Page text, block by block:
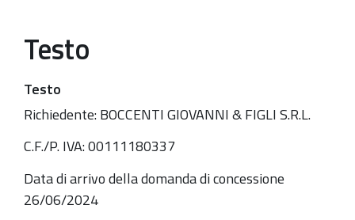
Testo
Testo
Richiedente: BOCCENTI GIOVANNI & FIGLI S.R.L.
C.F./P. IVA: 00111180337
Data di arrivo della domanda di concessione
26/06/2024